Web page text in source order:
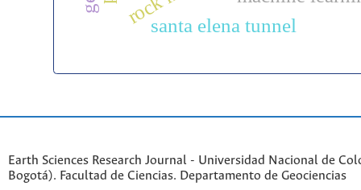
santa elena tunnel
Earth Sciences Research Journal - Universidad Nacional de
Bogotá). Facultad de Ciencias. Departamento de Geociencias